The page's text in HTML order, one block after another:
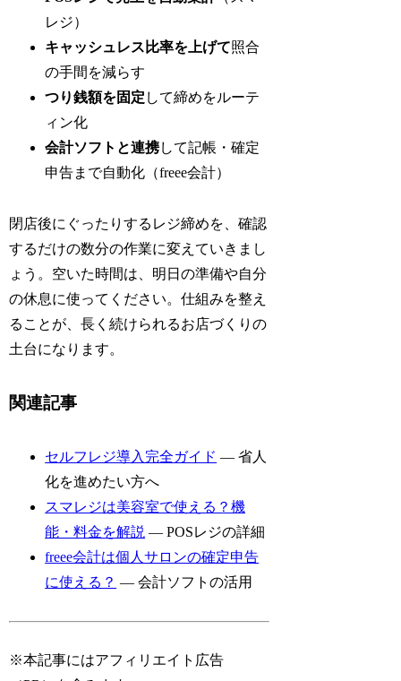
レジ）
キャッシュレス比率を上げて照合
の手間を減らす
つり銭額を固定 して締めをルーテ
ィン化
会計ソフトと連携して記帳・確定
申告まで自動化（freee会計）
閉店後にぐったりするレジ締めを、確認
するだけの数分の作業に変えていきまし
ょう。空いた時間は、明日の準備や自分
の休息に使ってください。仕組みを整え
ることが、長く続けられるお店づくりの
土台になります。
関連記事
セルフレジ導入完全ガイド — 省人
化を進めたい方へ
スマレジは美容室で使える？機
能・料金を解説 — POSレジの詳細
freee会計は個人サロンの確定申告
に使える？ — 会計ソフトの活用
※本記事にはアフィリエイト広告